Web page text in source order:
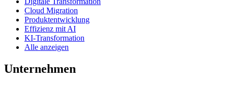
Cloud Migration
Produktentwicklung
Effizienz mit AI
KI-Transformation
Alle anzeigen
Unternehmen